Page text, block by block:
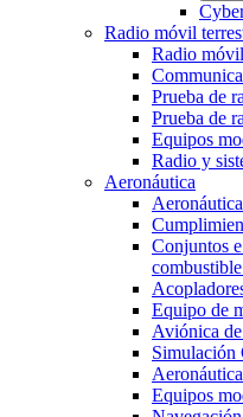
Radio móvil
Radio
Prueba de
Prueba de
Equipos
Radio y
Aeronáutica
Aeronáutica
Conjuntos
Equipo de
Aviónica
Simulación
Equipos